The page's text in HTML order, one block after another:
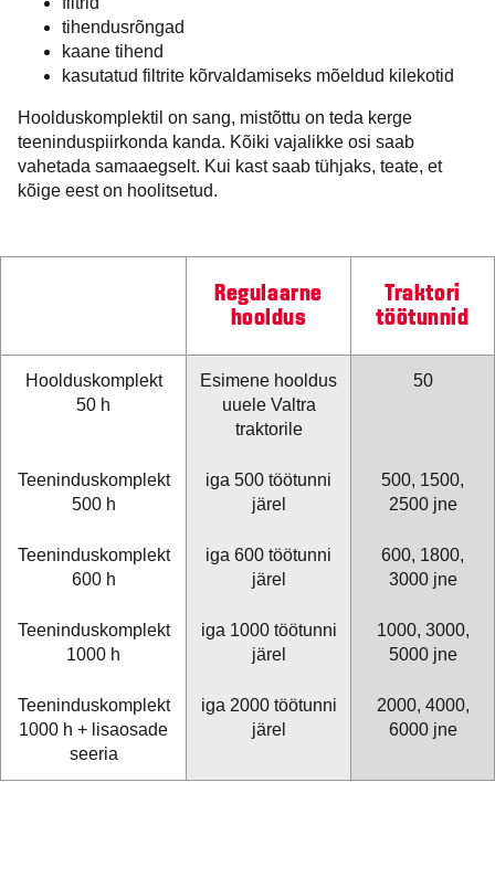
tihendusrõngad
kaane tihend
kasutatud filtrite kõrvaldamiseks mõeldud kilekotid
Hoolduskomplektil on sang, mistõttu on teda kerge
teeninduspiirkonda kanda. Kõiki vajalikke osi saab
vahetada samaaegselt. Kui kast saab tühjaks, teate, et
kõige eest on hoolitsetud.
Regulaarne
hooldus
Traktori
töötunnid
Hoolduskomplekt
50 h
Esimene hooldus
uuele Valtra
traktorile
50
Teeninduskomplekt
500 h
iga 500 töötunni
järel
500, 1500,
2500 jne
Teeninduskomplekt
600 h
iga 600 töötunni
järel
600, 1800,
3000 jne
Teeninduskomplekt
1000 h
iga 1000 töötunni
järel
1000, 3000,
5000 jne
Teeninduskomplekt
1000 h + lisaosade
seeria
iga 2000 töötunni
järel
2000, 4000,
6000 jne